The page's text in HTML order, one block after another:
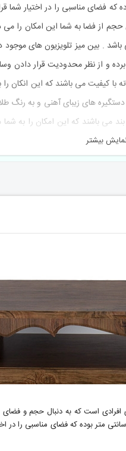
شده است؛ این حجم از فضا به شما
بین میز تلویزیون های موجود
و از نظر محدودیت قرار
کیفیت می باشند که این انکان
های زیبای آهنی و به رنگ
باشند که این امکان را به شما
بیشتر
متر، عرض محصول 36 سانتی متر و ارتفاع آن 51 سانتی متر می باشد .